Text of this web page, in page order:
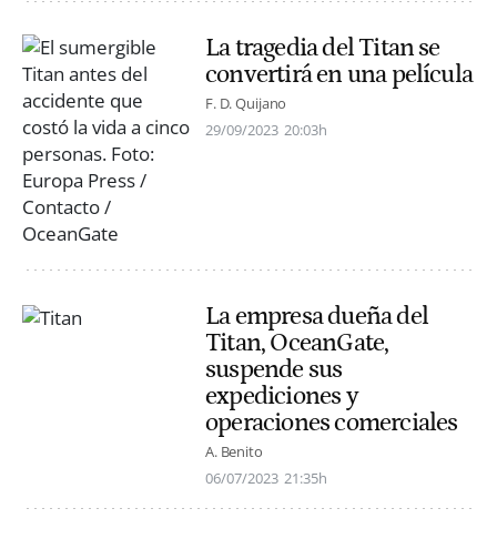
La tragedia del Titan se
convertirá en una película
F. D. Quijano
29/09/2023 20:03h
La empresa dueña del
Titan, OceanGate,
suspende sus
expediciones y
operaciones comerciales
A. Benito
06/07/2023 21:35h